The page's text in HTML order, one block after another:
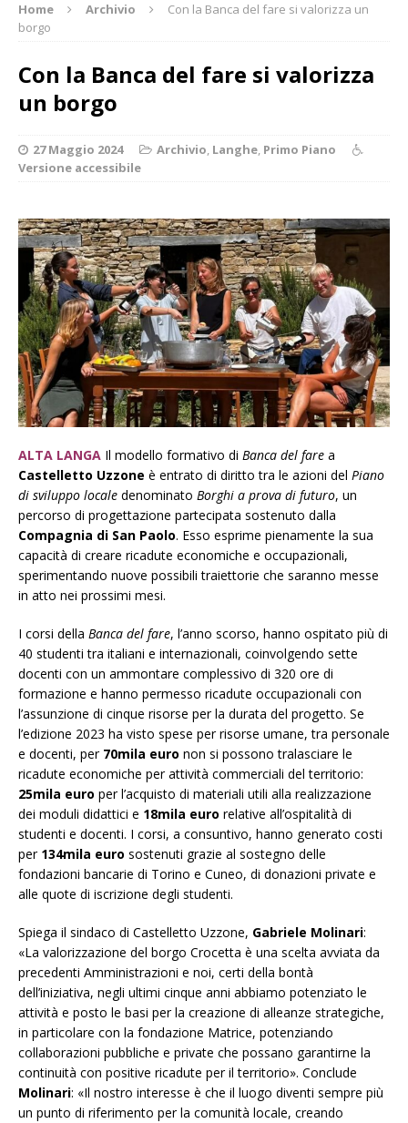
Home Archivio
Con la Banca del fare si valorizza un
borgo
Con la Banca del fare si valorizza
un borgo
27 Maggio 2024 Archivio, Langhe, Primo Piano
Versione accessibile
ALTA LANGA Il modello formativo di Banca del fare a
Castelletto Uzzone è entrato di diritto tra le azioni del Piano
di sviluppo locale denominato Borghi a prova di futuro, un
percorso di progettazione partecipata sostenuto dalla
Compagnia di San Paolo. Esso esprime pienamente la sua
capacità di creare ricadute economiche e occupazionali,
sperimentando nuove possibili traiettorie che saranno messe
in atto nei prossimi mesi.
I corsi della Banca del fare, l’anno scorso, hanno ospitato più di
40 studenti tra italiani e internazionali, coinvolgendo sette
docenti con un ammontare complessivo di 320 ore di
formazione e hanno permesso ricadute occupazionali con
l’assunzione di cinque risorse per la durata del progetto. Se
l’edizione 2023 ha visto spese per risorse umane, tra personale
e docenti, per 70mila euro non si possono tralasciare le
ricadute economiche per attività commerciali del territorio:
25mila euro per l’acquisto di materiali utili alla realizzazione
dei moduli didattici e 18mila euro relative all’ospitalità di
studenti e docenti. I corsi, a consuntivo, hanno generato costi
per 134mila euro sostenuti grazie al sostegno delle
fondazioni bancarie di Torino e Cuneo, di donazioni private e
alle quote di iscrizione degli studenti.
Spiega il sindaco di Castelletto Uzzone, Gabriele Molinari:
«La valorizzazione del borgo Crocetta è una scelta avviata da
precedenti Amministrazioni e noi, certi della bontà
dell’iniziativa, negli ultimi cinque anni abbiamo potenziato le
attività e posto le basi per la creazione di alleanze strategiche,
in particolare con la fondazione Matrice, potenziando
collaborazioni pubbliche e private che possano garantirne la
continuità con positive ricadute per il territorio». Conclude
Molinari: «Il nostro interesse è che il luogo diventi sempre più
un punto di riferimento per la comunità locale, creando